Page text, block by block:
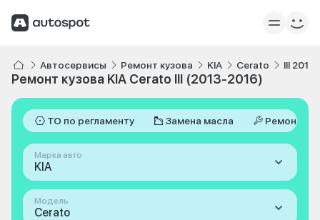
Автосервисы Ремонт кузова KIA Cerato III
Ремонт кузова KIA Cerato III (2013-2016)
ТО по регламенту Замена масла Ремонт
Марка авто
KIA
Модель
Cerato